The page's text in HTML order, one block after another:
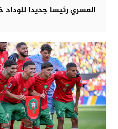
العسري رئيسا جديدا للوداد